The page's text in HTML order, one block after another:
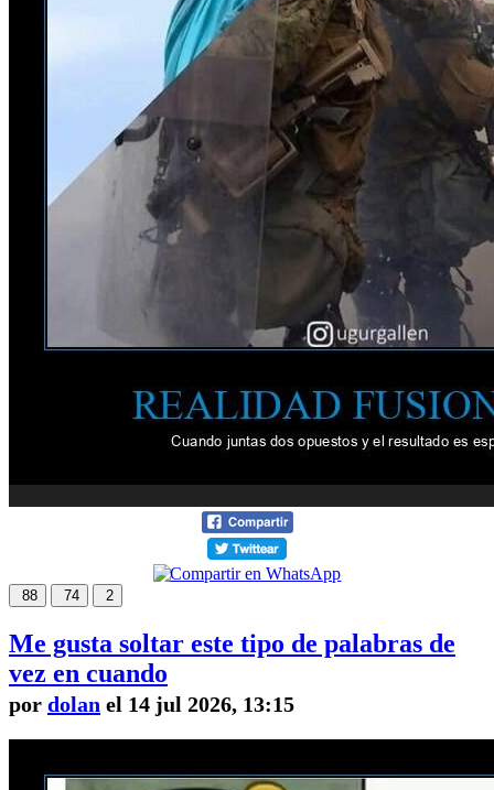
88 74 2
Me gusta soltar este tipo de palabras de
vez en cuando
por dolan el 14 jul 2026, 13:15